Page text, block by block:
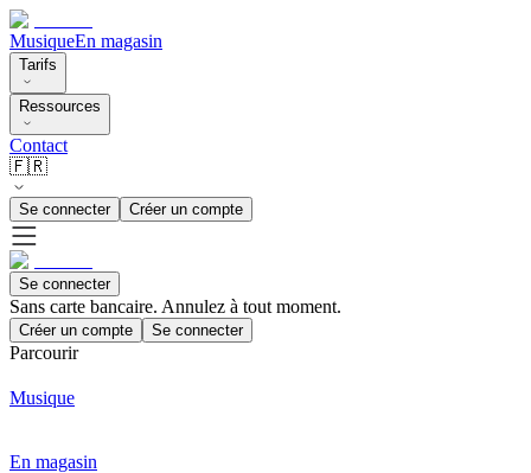
MusiqueEn magasin
Tarifs
Ressources
Contact
🇫🇷
Se connecter Créer un compte
Se connecter
Sans carte bancaire. Annulez à tout moment.
Créer un compte Se connecter
Parcourir
Musique
En magasin